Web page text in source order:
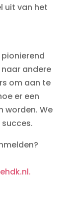
uit van het
naar andere
om aan te
er een
worden. We